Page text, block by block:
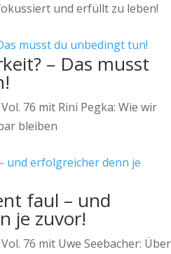
und erfüllt zu leben!
– Das musst
76 mit Rini Pegka: Wie wir
bleiben
faul – und
je zuvor!
76 mit Uwe Seebacher: Über